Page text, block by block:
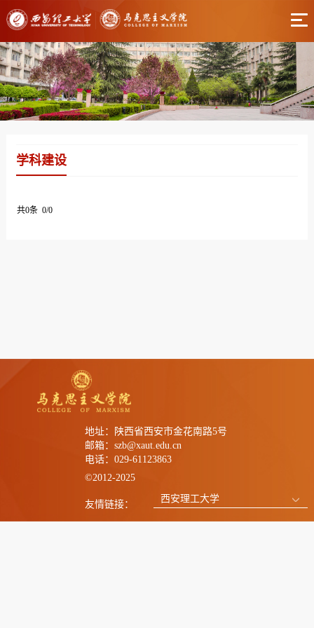
学科建设
共0条 0/0
地址：陕西省西安市金花南路5号
邮箱：szb@xaut.edu.cn
电话：029-61123863
©2012-2025
友情链接：
西安理工大学